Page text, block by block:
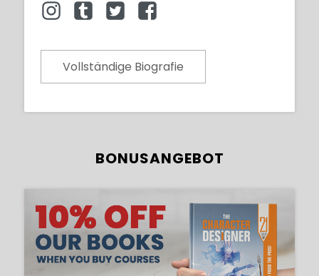
Vollständige Biografie
BONUSANGEBOT